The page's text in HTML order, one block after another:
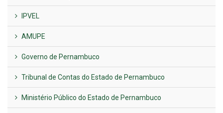
IPVEL
AMUPE
Governo de Pernambuco
Tribunal de Contas do Estado de Pernambuco
Ministério Público do Estado de Pernambuco